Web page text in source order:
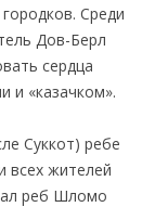
Среди
Дов-Берл
сердца
и «казачком».
Суккот) ребе
всех жителей
реб Шломо